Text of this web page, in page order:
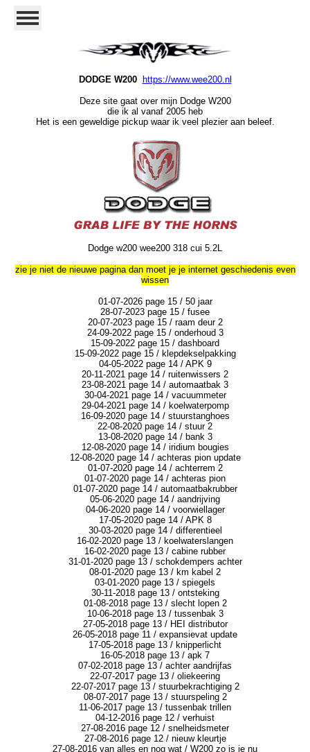
DODGE W200 https://www.wee200.nl
Deze site gaat over mijn Dodge W200
die ik al vanaf 2005 heb
Het is een geweldige pickup waar ik veel plezier aan beleef.
Dodge w200 wee200 318 cui 5.2L
zie je niet de nieuwe pagina dan moet je je internet geschiedenis even
wissen
01-07-2026 page 15 / 50 jaar
28-07-2023 page 15 / fusee
20-07-2023 page 15 / raam deur 2
24-09-2022 page 15 / onderhoud 3
15-09-2022 page 15 / dashboard
15-09-2022 page 15 / klepdekselpakking
04-05-2022 page 14 / APK 9
20-11-2021 page 14 / ruitenwissers 2
23-08-2021 page 14 / automaatbak 3
30-04-2021 page 14 / vacuummeter
29-04-2021 page 14 / koelwaterpomp
16-09-2020 page 14 / stuurstanghoes
22-08-2020 page 14 / stuur 2
13-08-2020 page 14 / bank 3
12-08-2020 page 14 / iridium bougies
12-08-2020 page 14 / achteras pion update
01-07-2020 page 14 / achterrem 2
01-07-2020 page 14 / achteras pion
01-07-2020 page 14 / automaatbakrubber
05-06-2020 page 14 / aandrijving
04-06-2020 page 14 / voorwiellager
17-05-2020 page 14 / APK 8
30-03-2020 page 14 / differentieel
16-02-2020 page 13 / koelwaterslangen
16-02-2020 page 13 / cabine rubber
31-01-2020 page 13 / schokdempers achter
08-01-2020 page 13 / km kabel 2
03-01-2020 page 13 / spiegels
30-11-2018 page 13 / ontsteking
01-08-2018 page 13 / slecht lopen 2
10-06-2018 page 13 / tussenbak 3
27-05-2018 page 13 / HEI distributor
26-05-2018 page 11 / expansievat update
17-05-2018 page 13 / knipperlicht
16-05-2018 page 13 / apk 7
07-02-2018 page 13 / achter aandrijfas
22-07-2017 page 13 / oliekeering
22-07-2017 page 13 / stuurbekrachtiging 2
08-07-2017 page 13 / stuurspeling 2
11-06-2017 page 13 / tussenbak trillen
04-12-2016 page 12 / verhuist
27-08-2016 page 12 / snelheidsmeter
27-08-2016 page 12 / nieuw kleurtje
27-08-2016 van alles en nog wat / W200 zo is ie nu